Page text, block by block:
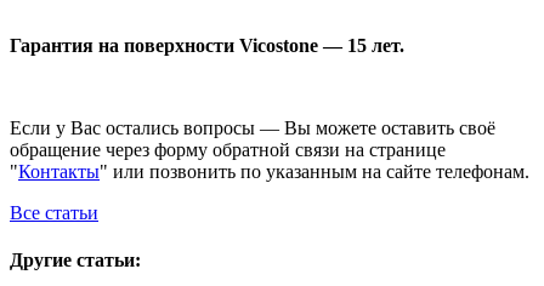
Гарантия на поверхности Vicostone — 15 лет.
Если у Вас остались вопросы — Вы можете оставить своё
обращение через форму обратной связи на странице
"Контакты" или позвонить по указанным на сайте телефонам.
Все статьи
Другие статьи: